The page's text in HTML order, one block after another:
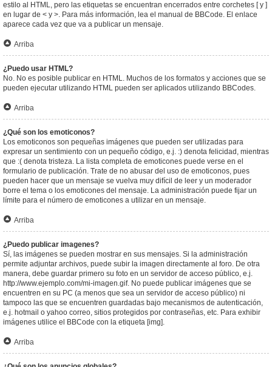
estilo al HTML, pero las etiquetas se encuentran encerrados entre corchetes [ y ]
en lugar de < y >. Para más información, lea el manual de BBCode. El enlace
aparece cada vez que va a publicar un mensaje.
Arriba
¿Puedo usar HTML?
No. No es posible publicar en HTML. Muchos de los formatos y acciones que se
pueden ejecutar utilizando HTML pueden ser aplicados utilizando BBCodes.
Arriba
¿Qué son los emoticonos?
Los emoticonos son pequeñas imágenes que pueden ser utilizadas para
expresar un sentimiento con un pequeño código, e.j. :) denota felicidad, mientras
que :( denota tristeza. La lista completa de emoticones puede verse en el
formulario de publicación. Trate de no abusar del uso de emoticonos, pues
pueden hacer que un mensaje se vuelva muy difícil de leer y un moderador
borre el tema o los emoticones del mensaje. La administración puede fijar un
límite para el número de emoticones a utilizar en un mensaje.
Arriba
¿Puedo publicar imagenes?
Sí, las imágenes se pueden mostrar en sus mensajes. Si la administración
permite adjuntar archivos, puede subir la imagen directamente al foro. De otra
manera, debe guardar primero su foto en un servidor de acceso público, e.j.
http://www.ejemplo.com/mi-imagen.gif. No puede publicar imágenes que se
encuentren en su PC (a menos que sea un servidor de acceso público) ni
tampoco las que se encuentren guardadas bajo mecanismos de autenticación,
e.j. hotmail o yahoo correo, sitios protegidos por contraseñas, etc. Para exhibir
imágenes utilice el BBCode con la etiqueta [img].
Arriba